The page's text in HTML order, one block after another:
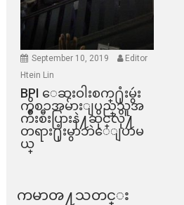
September 10, 2019
Editor
Htein Lin
BPI ​ေဆးဝါးစက္​႐ုံးမွဴး
ကိစၥအမ်ားျပည္​သူအ
က်ိဳးစီးပြားနဲ႔ဆိုင္​လို႔
တရား႐ုံးမွာဘဲေျပာမ
ယ္​
ကမာၻ႔သတင္း